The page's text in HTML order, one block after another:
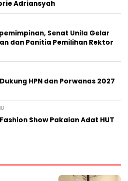
Adriansyah
Senat Unila Gelar
dan Panitia Pemilihan Rektor
HPN dan Porwanas 2027
Show Pakaian Adat HUT